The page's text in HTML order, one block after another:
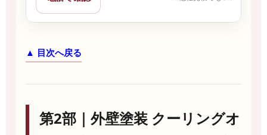
▲ 目次へ戻る
第2部｜外壁塗装 クーリングオ